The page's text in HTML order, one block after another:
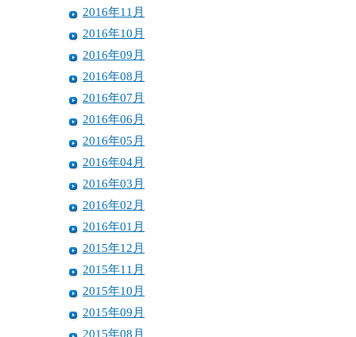
2016年11月
2016年10月
2016年09月
2016年08月
2016年07月
2016年06月
2016年05月
2016年04月
2016年03月
2016年02月
2016年01月
2015年12月
2015年11月
2015年10月
2015年09月
2015年08月